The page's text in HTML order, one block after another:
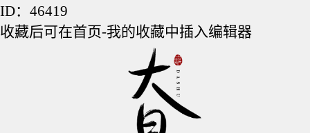
ID：46419
收藏后可在首页-我的收藏中插入编辑器